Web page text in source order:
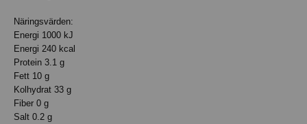
Näringsvärden:
Energi 1000 kJ
Energi 240 kcal
Protein 3.1 g
Fett 10 g
Kolhydrat 33 g
Fiber 0 g
Salt 0.2 g